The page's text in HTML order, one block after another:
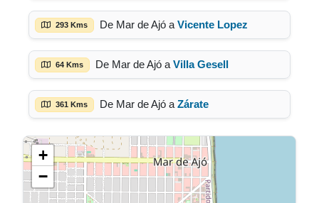
293 Kms De Mar de Ajó a Vicente Lopez
64 Kms De Mar de Ajó a Villa Gesell
361 Kms De Mar de Ajó a Zárate
+
−